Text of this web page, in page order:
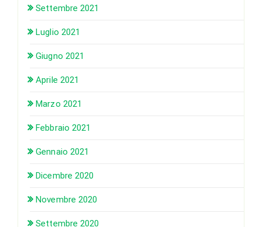
Settembre 2021
Luglio 2021
Giugno 2021
Aprile 2021
Marzo 2021
Febbraio 2021
Gennaio 2021
Dicembre 2020
Novembre 2020
Settembre 2020